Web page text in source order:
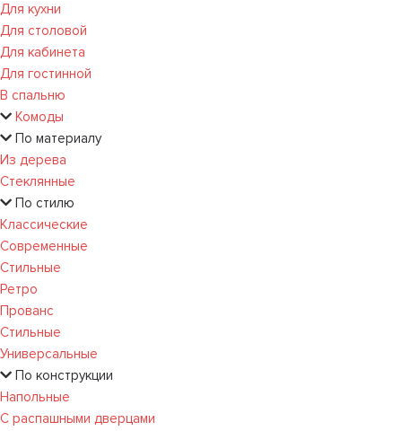
Для кухни
Для столовой
Для кабинета
Для гостинной
В спальню
Комоды
По материалу
Из дерева
Стеклянные
По стилю
Классические
Современные
Стильные
Ретро
Прованс
Стильные
Универсальные
По конструкции
Напольные
С распашными дверцами